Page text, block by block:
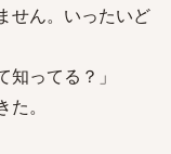
せん。いったいど
ってる？」
。